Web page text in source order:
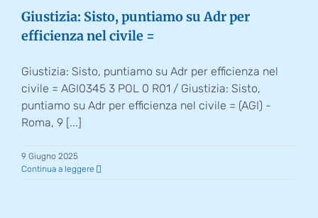
Giustizia: Sisto, puntiamo su Adr per
efficienza nel civile =
Giustizia: Sisto, puntiamo su Adr per efficienza nel
civile = AGI0345 3 POL 0 R01 / Giustizia: Sisto,
puntiamo su Adr per efficienza nel civile = (AGI) -
Roma, 9 [...]
9 Giugno 2025
Continua a leggere